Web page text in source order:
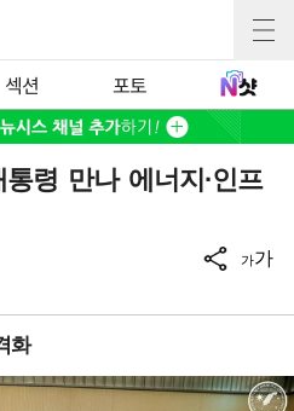
섹션 포토
령 만나 에너지·인프
가가
화